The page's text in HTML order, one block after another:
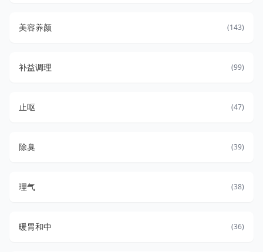
美容养颜 (143)
补益调理 (99)
止呕 (47)
除臭 (39)
理气 (38)
暖胃和中 (36)